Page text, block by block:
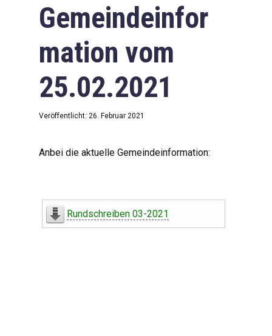
Downloads
Impressum
Datenschutzerklärung
Gemeindeinfor
mation vom
25.02.2021
Veröffentlicht: 26. Februar 2021
Anbei die aktuelle Gemeindeinformation:
Rundschreiben 03-2021